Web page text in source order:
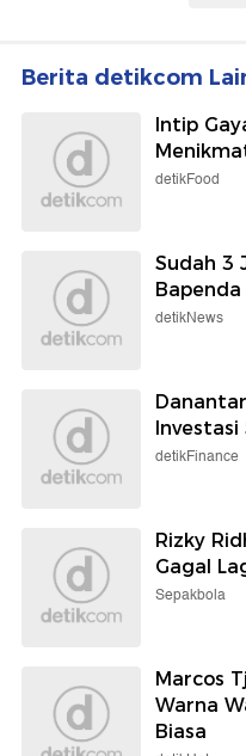
Berita detikcom
Intip
detikFood
Sudah 3
detikNews
detikFinance
Rizky
Gagal
Sepakbola
Marcos
Warna
Biasa